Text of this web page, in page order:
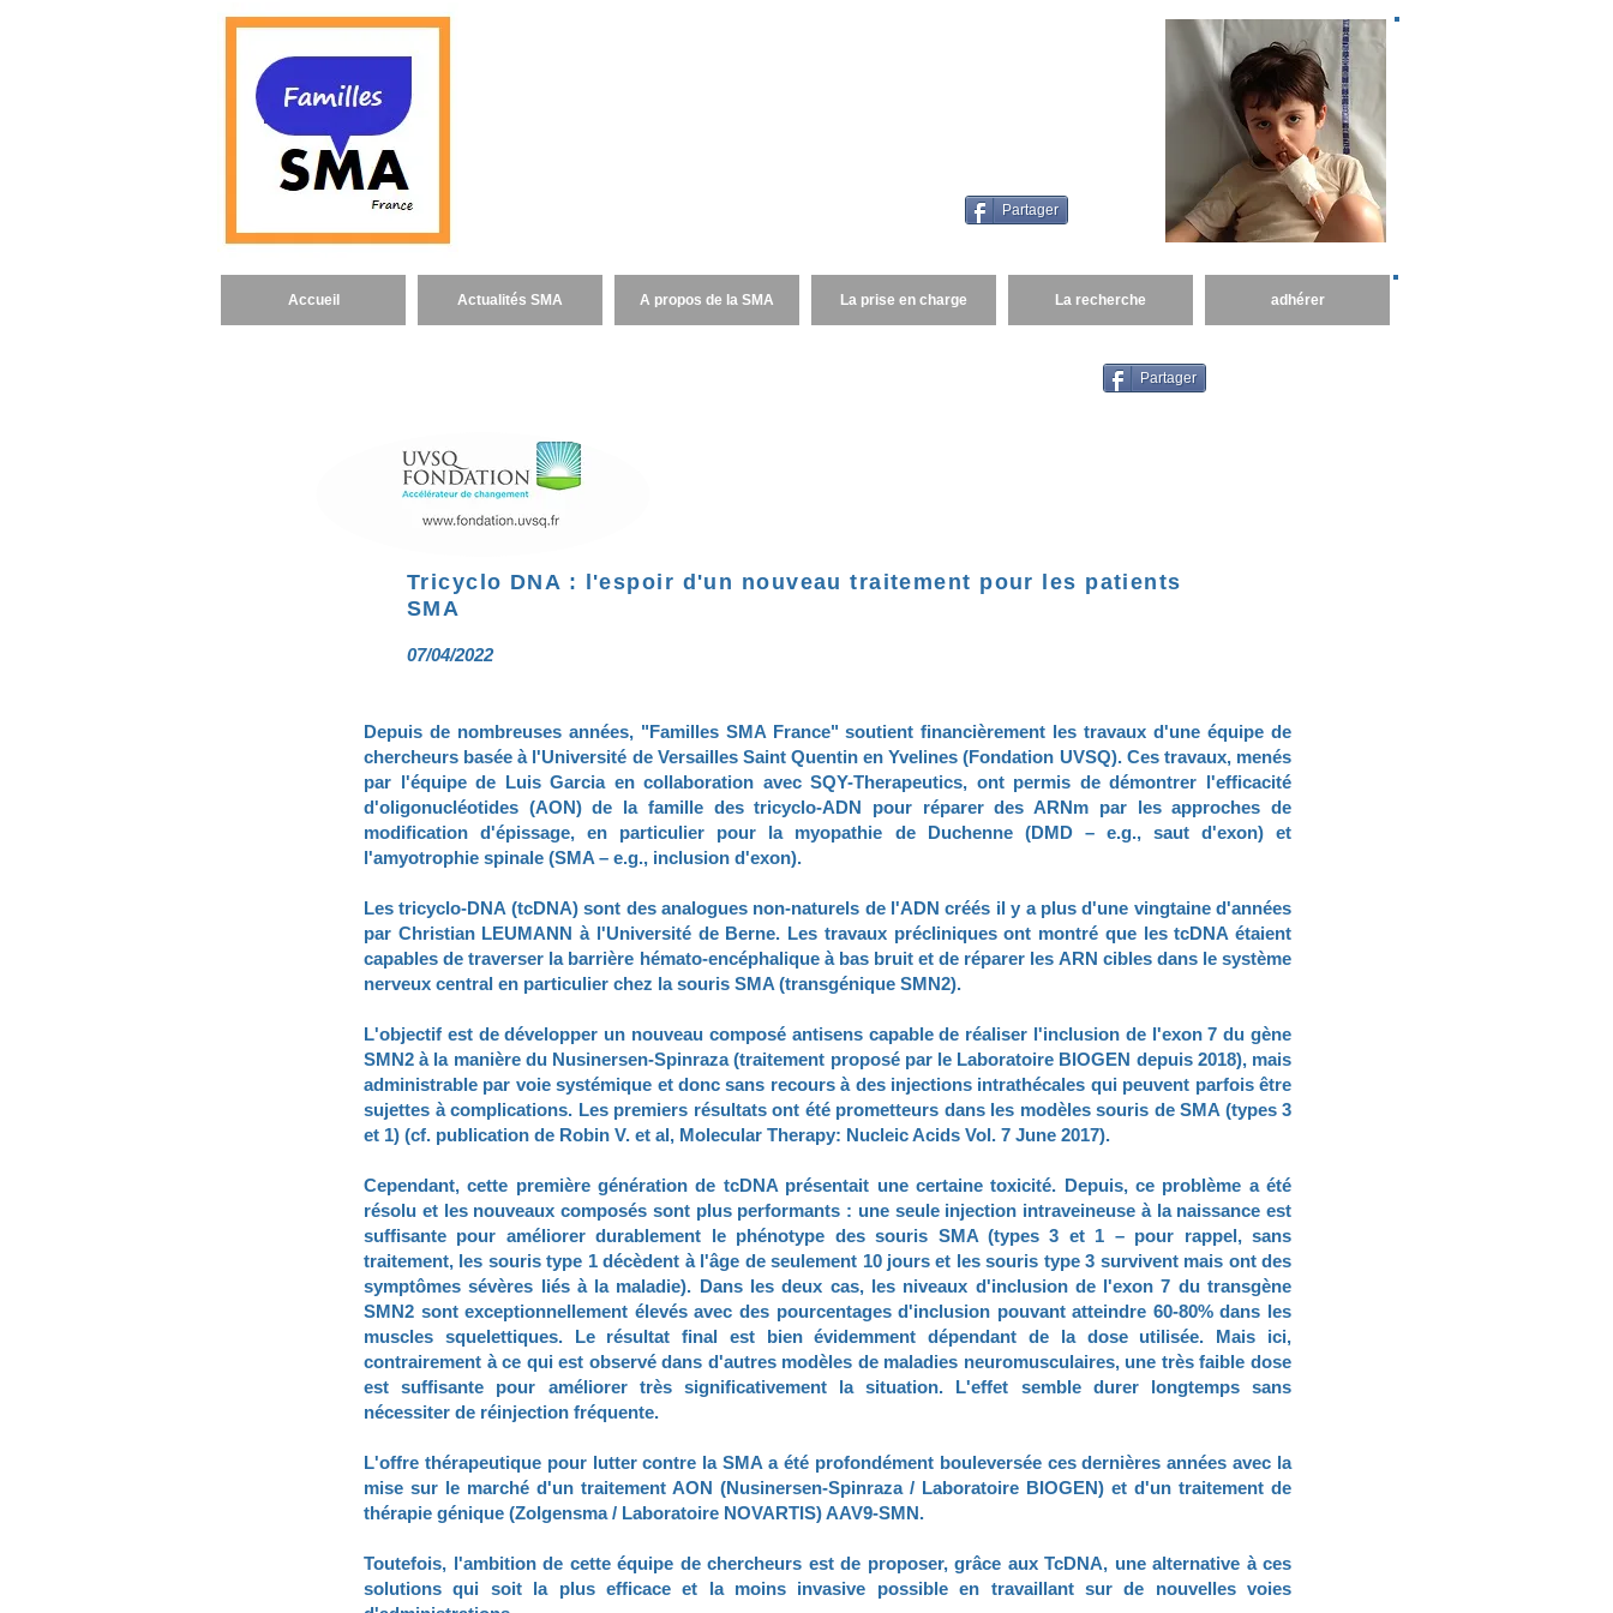
Partager
Partager
Tricyclo DNA : l'espoir d'un nouveau traitement pour les patients
SMA
07/04/2022
Depuis de nombreuses années, "Familles SMA France" soutient financièrement les travaux d'une équipe de
chercheurs basée à l'Université de Versailles Saint Quentin en Yvelines (Fondation UVSQ). Ces travaux, menés
par l'équipe de Luis Garcia en collaboration avec SQY-Therapeutics, ont permis de démontrer l'efficacité
d'oligonucléotides (AON) de la famille des tricyclo-ADN pour réparer des ARNm par les approches de
modification d'épissage, en particulier pour la myopathie de Duchenne (DMD – e.g., saut d'exon) et
l'amyotrophie spinale (SMA – e.g., inclusion d'exon).
Les tricyclo-DNA (tcDNA) sont des analogues non-naturels de l'ADN créés il y a plus d'une vingtaine d'années
par Christian LEUMANN à l'Université de Berne. Les travaux précliniques ont montré que les tcDNA étaient
capables de traverser la barrière hémato-encéphalique à bas bruit et de réparer les ARN cibles dans le système
nerveux central en particulier chez la souris SMA (transgénique SMN2).
L'objectif est de développer un nouveau composé antisens capable de réaliser l'inclusion de l'exon 7 du gène
SMN2 à la manière du Nusinersen-Spinraza (traitement proposé par le Laboratoire BIOGEN depuis 2018), mais
administrable par voie systémique et donc sans recours à des injections intrathécales qui peuvent parfois être
sujettes à complications. Les premiers résultats ont été prometteurs dans les modèles souris de SMA (types 3
et 1) (cf. publication de Robin V. et al, Molecular Therapy: Nucleic Acids Vol. 7 June 2017).
Cependant, cette première génération de tcDNA présentait une certaine toxicité. Depuis, ce problème a été
résolu et les nouveaux composés sont plus performants : une seule injection intraveineuse à la naissance est
suffisante pour améliorer durablement le phénotype des souris SMA (types 3 et 1 – pour rappel, sans
traitement, les souris type 1 décèdent à l'âge de seulement 10 jours et les souris type 3 survivent mais ont des
symptômes sévères liés à la maladie). Dans les deux cas, les niveaux d'inclusion de l'exon 7 du transgène
SMN2 sont exceptionnellement élevés avec des pourcentages d'inclusion pouvant atteindre 60-80% dans les
muscles squelettiques. Le résultat final est bien évidemment dépendant de la dose utilisée. Mais ici,
contrairement à ce qui est observé dans d'autres modèles de maladies neuromusculaires, une très faible dose
est suffisante pour améliorer très significativement la situation. L'effet semble durer longtemps sans
nécessiter de réinjection fréquente.
L'offre thérapeutique pour lutter contre la SMA a été profondément bouleversée ces dernières années avec la
mise sur le marché d'un traitement AON (Nusinersen-Spinraza / Laboratoire BIOGEN) et d'un traitement de
thérapie génique (Zolgensma / Laboratoire NOVARTIS) AAV9-SMN.
Toutefois, l'ambition de cette équipe de chercheurs est de proposer, grâce aux TcDNA, une alternative à ces
solutions qui soit la plus efficace et la moins invasive possible en travaillant sur de nouvelles voies
Accueil Actualités SMA A propos de la SMA La prise en charge La recherche adhérer